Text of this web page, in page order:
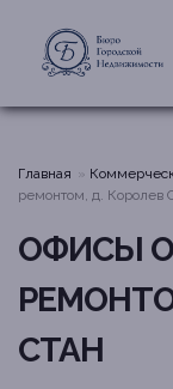
Главная
ремонтом, д. Королев
ОФИСЫ
СТАН